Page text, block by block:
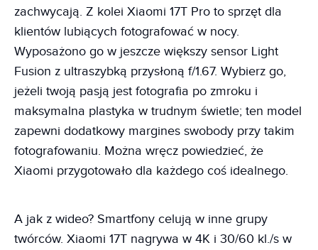
zachwycają. Z kolei Xiaomi 17T Pro to sprzęt dla
klientów lubiących fotografować w nocy.
Wyposażono go w jeszcze większy sensor Light
Fusion z ultraszybką przysłoną f/1.67. Wybierz go,
jeżeli twoją pasją jest fotografia po zmroku i
maksymalna plastyka w trudnym świetle; ten model
zapewni dodatkowy margines swobody przy takim
fotografowaniu. Można wręcz powiedzieć, że
Xiaomi przygotowało dla każdego coś idealnego.
A jak z wideo? Smartfony celują w inne grupy
twórców. Xiaomi 17T nagrywa w 4K i 30/60 kl./s w